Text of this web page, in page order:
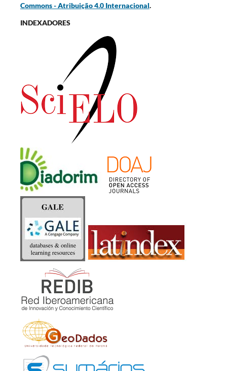
Commons - Atribuição 4.0 Internacional.
INDEXADORES